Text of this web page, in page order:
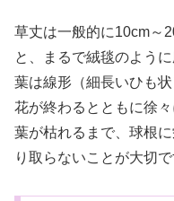
草丈は一般的に10cm～
と、まるで絨毯のよう
葉は線形（細長いひも
花が終わるとともに徐
葉が枯れるまで、球根
り取らないことが大切で